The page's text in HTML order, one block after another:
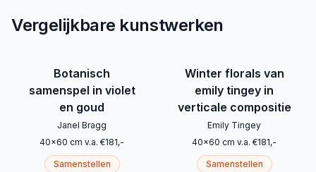
Vergelijkbare kunstwerken
Botanisch
samenspel in violet
en goud
Janel Bragg
40x60 cm v.a. €181,-
Samenstellen
Winter florals van
emily tingey in
verticale compositie
Emily Tingey
40x60 cm v.a. €181,-
Samenstellen